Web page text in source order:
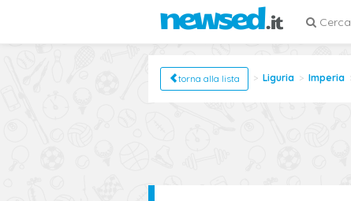
Cerca
torna alla lista Liguria Imperia